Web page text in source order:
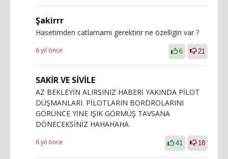
Şakirrr
Hasetimden catlamami gerektirir ne özelligin var ?
6 yıl önce 6 21
SAKİR VE SİVİLE
AZ BEKLEYİN ALIRSINIZ HABERİ YAKINDA PİLOT
DÜŞMANLARI. PİLOTLARIN BORDROLARINI
GÖRÜNCE YİNE IŞIK GÖRMÜŞ TAVSANA
DÖNECEKSİNİZ HAHAHAHA
6 yıl önce 41 18